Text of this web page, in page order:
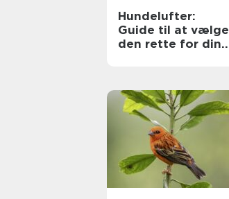
Hundelufter:
Guide til at vælge
den rette for din